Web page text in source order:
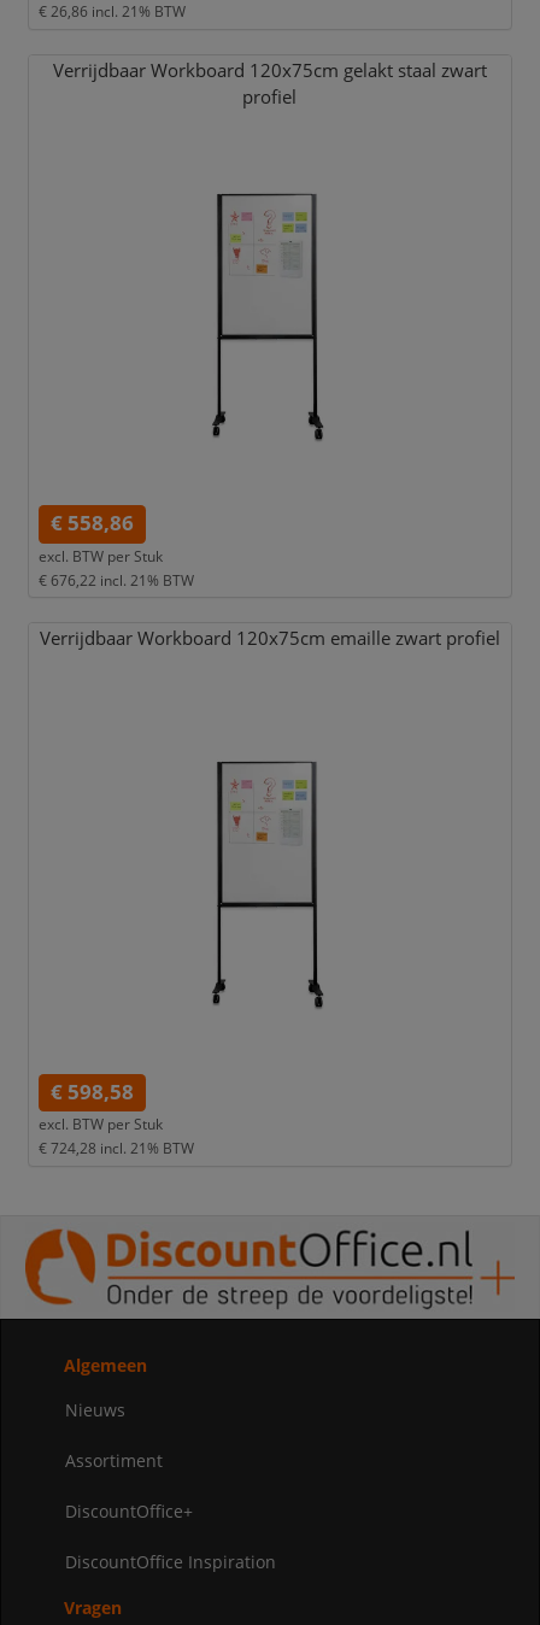
€ 26,86 incl. 21% BTW
Verrijdbaar Workboard 120x75cm gelakt staal zwart
profiel
€ 558,86
excl. BTW per Stuk
€ 676,22 incl. 21% BTW
Verrijdbaar Workboard 120x75cm emaille zwart profiel
€ 598,58
excl. BTW per Stuk
€ 724,28 incl. 21% BTW
Algemeen
Nieuws
Assortiment
DiscountOffice+
DiscountOffice Inspiration
Vragen